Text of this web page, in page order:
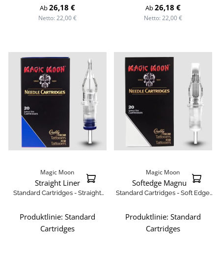
Regulärer Preis:
Ab26,18 €
Netto: 22,00 €
Regulärer Preis:
Ab26,18 €
Netto: 22,00 €
Magic Moon
Straight Liner
Standard Cartridges - Straight
Produktlinie: Standard
Cartridges
Magic Moon
Softedge Magnum
Standard Cartridges - Soft Edge
Produktlinie: Standard
Cartridges